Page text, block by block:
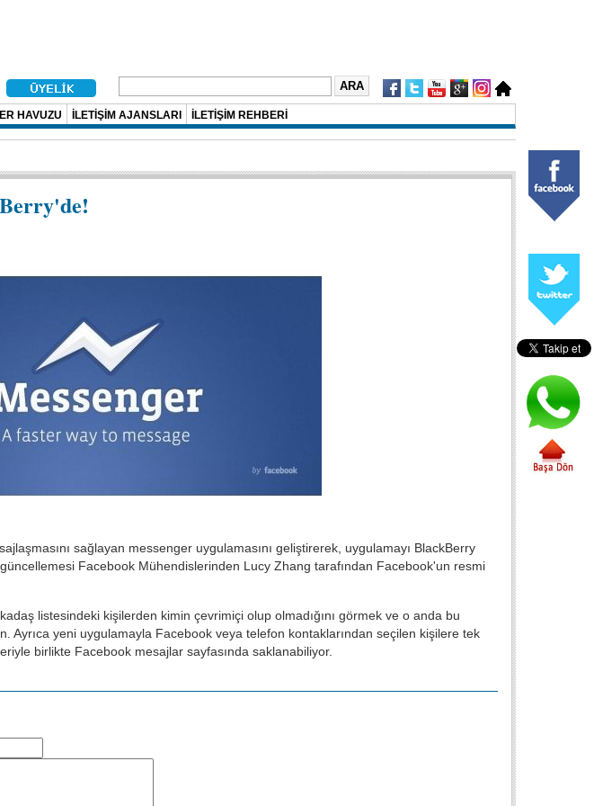
HAVUZU İLETİŞİM AJANSLARI İLETİŞİM REHBERİ
sağlayan messenger uygulamasını geliştirerek, uygulamayı BlackBerry
Facebook Mühendislerinden Lucy Zhang tarafından Facebook'un resmi
listesindeki kişilerden kimin çevrimiçi olup olmadığını görmek ve o anda bu
Ayrıca yeni uygulamayla Facebook veya telefon kontaklarından seçilen kişilere tek
birlikte Facebook mesajlar sayfasında saklanabiliyor.